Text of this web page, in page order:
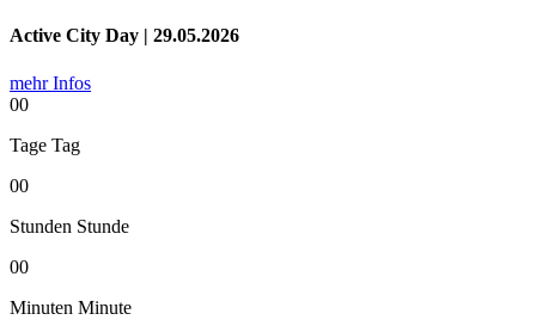
Active City Day | 29.05.2026
mehr Infos
00
Tage Tag
00
Stunden Stunde
00
Minuten Minute